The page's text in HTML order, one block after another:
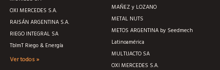
OXI MERCEDES S.A.
RAISÁN ARGENTINA S.A.
RIEGO INTEGRAL SA
TblmT Riego & Energía
Ver todos »
MAÑEZ y LOZANO
METAL NUTS
METOS ARGENTINA by Seedmech
Latinoamérica
MULTIJACTO SA
OXI MERCEDES S.A.